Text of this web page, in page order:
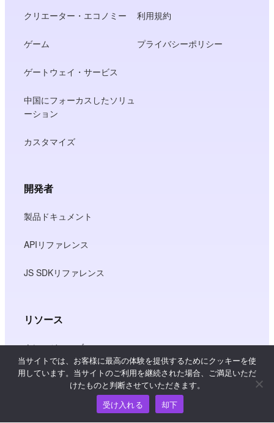
クリエーター・エコノミー
ゲーム
ゲートウェイ・サービス
中国にフォーカスしたソリュ
ーション
カスタマイズ
利用規約
プライバシーポリシー
開発者
製品ドキュメント
APIリファレンス
JS SDKリファレンス
リソース
ナレッジ・ハブ
価格
当サイトでは、お客様に最高の体験を提供するためにクッキーを使
用しています。当サイトのご利用を継続された場合、ご満足いただ
けたものと判断させていただきます。
受け入れる
却下